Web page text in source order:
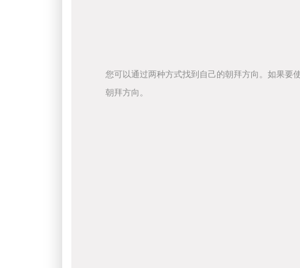
您可以通过两种方式找到自己的朝拜方向。如果要
朝拜方向。